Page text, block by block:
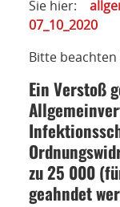
Sie hier:
07_10_2020
Bitte beachten
Ein Verstoß
zu 25 000
geahndet